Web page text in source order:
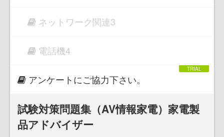
ネットワーク関連3
電話機4
アンケートにご協力下さい。
試験対策問題集（AV情報家電）家電製
品アドバイザー